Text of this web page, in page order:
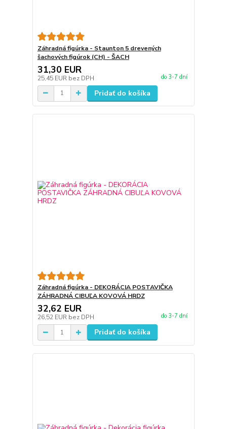
Záhradná figúrka - Staunton 5 drevených
šachových figúrok (CH) - ŠACH
31,30 EUR
25,45 EUR bez DPH do 3-7 dní
Pridať do košíka
Záhradná figúrka - DEKORÁCIA POSTAVIČKA
ZÁHRADNÁ CIBUĽA KOVOVÁ HRDZ
32,62 EUR
26,52 EUR bez DPH do 3-7 dní
Pridať do košíka